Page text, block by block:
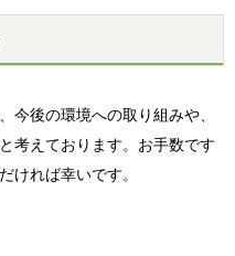
環境報告書2010
ポスター（PDF:884KB）
○
今後の環境への取り組みや、
考えております。お手数です
ければ幸いです。